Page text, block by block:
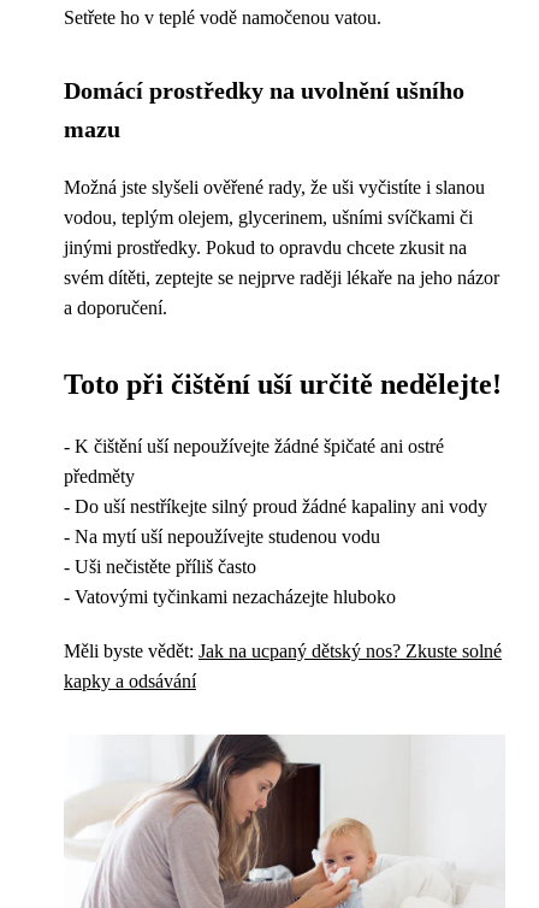
Setřete ho v teplé vodě namočenou vatou.
Domácí prostředky na uvolnění ušního
mazu
Možná jste slyšeli ověřené rady, že uši vyčistíte i slanou
vodou, teplým olejem, glycerinem, ušními svíčkami či
jinými prostředky. Pokud to opravdu chcete zkusit na
svém dítěti, zeptejte se nejprve raději lékaře na jeho názor
a doporučení.
Toto při čištění uší určitě nedělejte!
- K čištění uší nepoužívejte žádné špičaté ani ostré
předměty
- Do uší nestříkejte silný proud žádné kapaliny ani vody
- Na mytí uší nepoužívejte studenou vodu
- Uši nečistěte příliš často
- Vatovými tyčinkami nezacházejte hluboko
Měli byste vědět: Jak na ucpaný dětský nos? Zkuste solné
kapky a odsávání